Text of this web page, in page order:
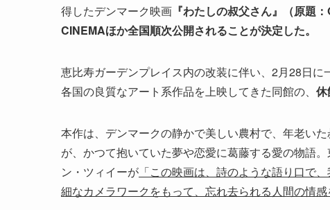
得したデンマーク映画 『わたしの叔父さん』（原題
CINEMAほか全国順次公開されることが決定した。
恵比寿ガーデンプレイス内の改装に伴い、2月28日
各国の良質なアート系作品を上映してきた同館の、 休
本作は、デンマークの静かで美しい農村で、年老い
が、かつて抱いていた夢や恋愛に葛藤する愛の物語
ン・ツィイーが 「この映画は、詩のような語り口で
細なカメラワークをもって、忘れ去られる人間の情感